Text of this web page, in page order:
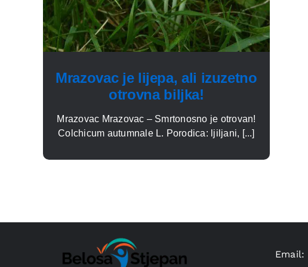
Mrazovac je lijepa, ali izuzetno
otrovna biljka!
Mrazovac Mrazovac – Smrtonosno je otrovan!
Colchicum autumnale L. Porodica: ljiljani, [...]
Email: